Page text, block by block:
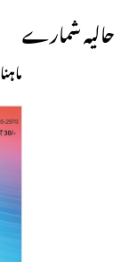
حالیہ شمارے